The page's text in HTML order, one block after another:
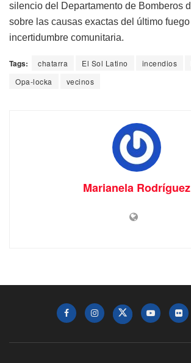
silencio del Departamento de Bomberos
sobre las causas exactas del último
incertidumbre comunitaria.
Tags: chatarra El Sol Latino incendios
Opa-locka
vecinos
Marianela Rodríguez